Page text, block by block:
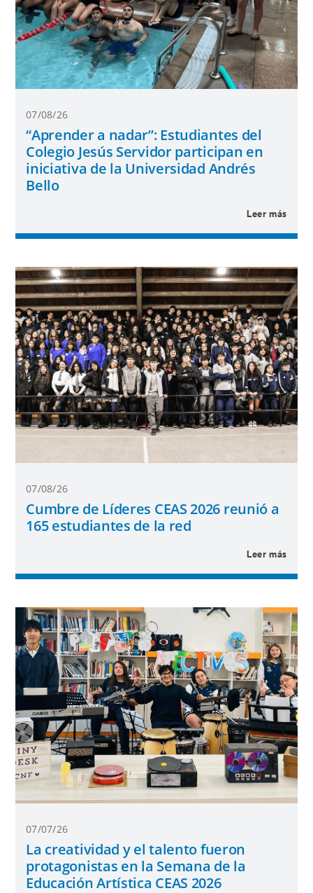
07/08/26
“Aprender a nadar”: Estudiantes del
Colegio Jesús Servidor participan en
iniciativa de la Universidad Andrés
Bello
Leer más
07/08/26
Cumbre de Líderes CEAS 2026 reunió a
165 estudiantes de la red
Leer más
07/07/26
La creatividad y el talento fueron
protagonistas en la Semana de la
Educación Artística CEAS 2026